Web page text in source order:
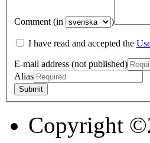
Comment (in )
I have read and accepted the
E-mail address (not published)
Alias
Copyright